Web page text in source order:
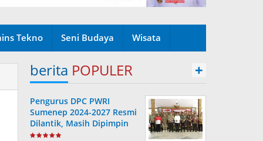
Tekno Seni Budaya Wisata
berita POPULER +
Pengurus DPC PWRI
Sumenep 2024-2027 Resmi
Dilantik, Masih Dipimpin
Rusydiyono